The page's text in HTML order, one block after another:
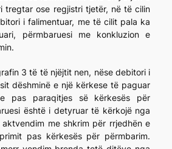
tregtar ose regjistri tjetër, në të cilin
i falimentuar, me të cilit pala ka
përmbaruesi me konkluzion e
3 të të njëjtit nen, nëse debitori i
dëshminë e një kërkese të paguar
pas paraqitjes së kërkesës për
është i detyruar të kërkojë nga
me shkrim për rrjedhën e
pas kërkesës për përmbarim.